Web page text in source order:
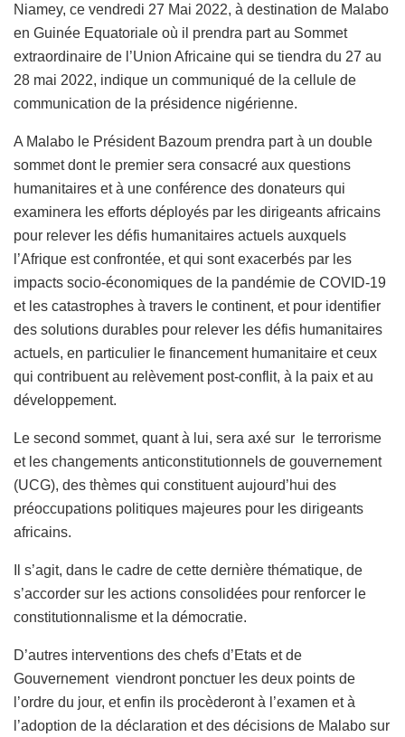
Niamey, ce vendredi 27 Mai 2022, à destination de Malabo
en Guinée Equatoriale où il prendra part au Sommet
extraordinaire de l’Union Africaine qui se tiendra du 27 au
28 mai 2022, indique un communiqué de la cellule de
communication de la présidence nigérienne.
A Malabo le Président Bazoum prendra part à un double
sommet dont le premier sera consacré aux questions
humanitaires et à une conférence des donateurs qui
examinera les efforts déployés par les dirigeants africains
pour relever les défis humanitaires actuels auxquels
l’Afrique est confrontée, et qui sont exacerbés par les
impacts socio-économiques de la pandémie de COVID-19
et les catastrophes à travers le continent, et pour identifier
des solutions durables pour relever les défis humanitaires
actuels, en particulier le financement humanitaire et ceux
qui contribuent au relèvement post-conflit, à la paix et au
développement.
Le second sommet, quant à lui, sera axé sur le terrorisme
et les changements anticonstitutionnels de gouvernement
(UCG), des thèmes qui constituent aujourd’hui des
préoccupations politiques majeures pour les dirigeants
africains.
Il s’agit, dans le cadre de cette dernière thématique, de
s’accorder sur les actions consolidées pour renforcer le
constitutionnalisme et la démocratie.
D’autres interventions des chefs d’Etats et de
Gouvernement viendront ponctuer les deux points de
l’ordre du jour, et enfin ils procèderont à l’examen et à
l’adoption de la déclaration et des décisions de Malabo sur